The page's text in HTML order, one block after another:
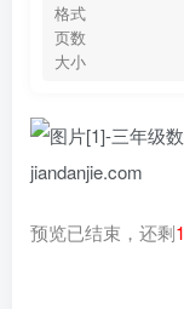
格式
页数
大小
预览已结束，还剩1